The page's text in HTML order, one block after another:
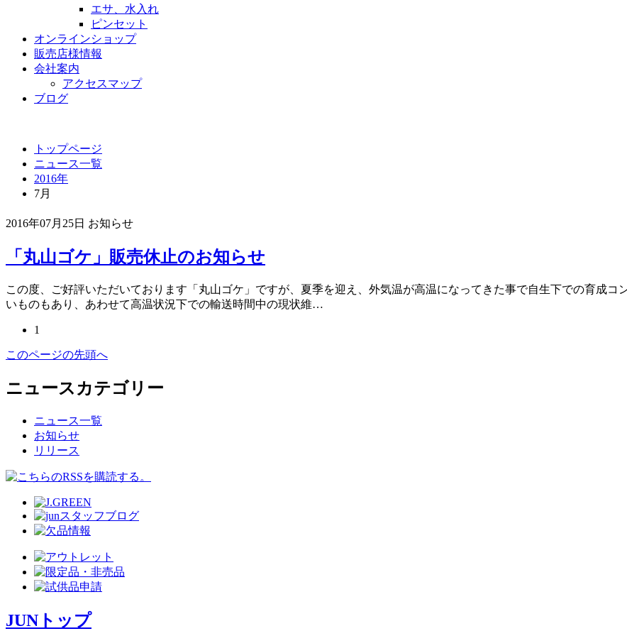
エサ、水入れ
ピンセット
オンラインショップ
販売店様情報
会社案内
アクセスマップ
ブログ
トップページ
ニュース一覧
2016年
7月
2016年07月25日 お知らせ
「丸山ゴケ」販売休止のお知らせ
この度、ご好評いただいております「丸山ゴケ」ですが、夏季を迎え、外気温が高温になってきた事で自生下での育成
いものもあり、あわせて高温状況下での輸送時間中の現状維…
1
このページの先頭へ
ニュースカテゴリー
ニュース一覧
お知らせ
リリース
JUNトップ